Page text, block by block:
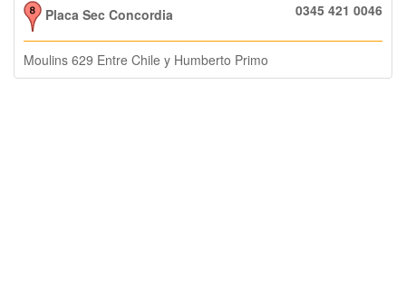
Placa Sec Concordia 0345 421 0046
Moulins 629 Entre Chile y Humberto Primo